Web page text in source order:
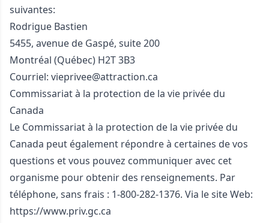
suivantes:
Rodrigue Bastien
5455, avenue de Gaspé, suite 200
Montréal (Québec) H2T 3B3
Courriel: vieprivee@attraction.ca
Commissariat à la protection de la vie privée du
Canada
Le Commissariat à la protection de la vie privée du
Canada peut également répondre à certaines de vos
questions et vous pouvez communiquer avec cet
organisme pour obtenir des renseignements. Par
téléphone, sans frais : 1-800-282-1376. Via le site Web:
https://www.priv.gc.ca